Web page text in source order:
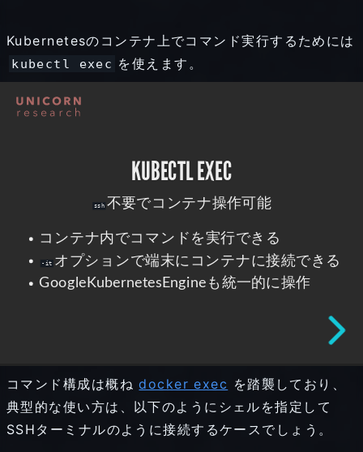
Kubernetesのコンテナ上でコマンド実行するためには
kubectl exec を使えます。
KUBECTL EXEC
ssh 不要でコンテナ操作可能
コンテナ内でコマンドを実行できる
-it オプションで端末にコンテナに接続できる
GoogleKubernetesEngineも統一的に操作
kubectl
で
コ
テ
ナ
操
コマンド構成は概ねdocker exec を踏襲しており、
典型的な使い方は、以下のようにシェルを指定して
SSHターミナルのように接続するケースでしょう。